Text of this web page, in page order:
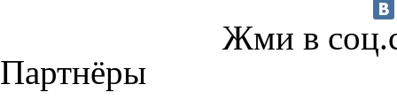
Жми в
Партнёры